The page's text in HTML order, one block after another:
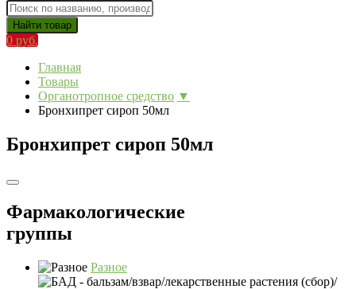
Найти товар
0 руб.
Главная
Товары
Органотропное средство ▼
Бронхипрет сироп 50мл
Бронхипрет сироп 50мл
Фармакологические
группы
Разное